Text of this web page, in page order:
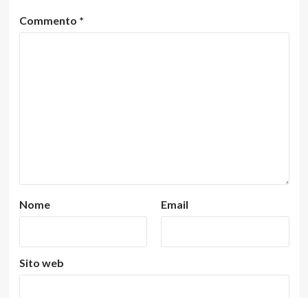
Commento *
Nome Email
Sito web